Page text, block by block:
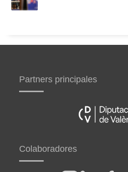
Partners principales
Colaboradores